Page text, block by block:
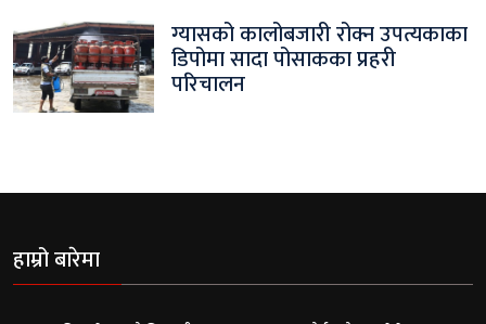
ग्यासको कालोबजारी रोक्न उपत्यकाका
डिपोमा सादा पोसाकका प्रहरी
परिचालन
हाम्रो बारेमा